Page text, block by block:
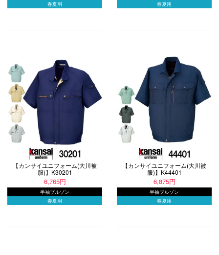
春夏用
春夏用
【カンサイユニフォーム(大川被
服)】K30201
6,765円
半袖ブルゾン
春夏用
【カンサイユニフォーム(大川被
服)】K44401
6,875円
半袖ブルゾン
春夏用